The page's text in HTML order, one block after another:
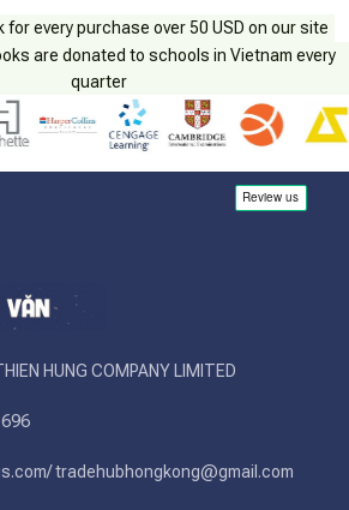
for every purchase over 50 USD on our site
are donated to schools in Vietnam every
quarter
HUNG COMPANY LIMITED
tradehubhongkong@gmail.com